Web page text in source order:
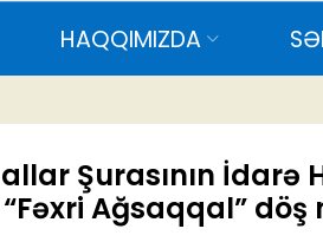
Şurasının
Ağsaqqal” döş